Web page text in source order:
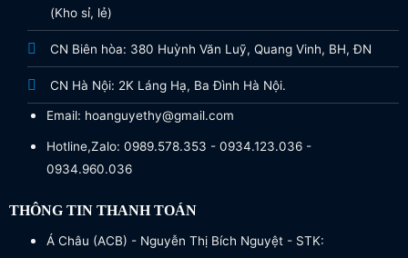
(Kho sỉ, lẻ)
CN Biên hòa: 380 Huỳnh Văn Luỹ, Quang Vinh, BH, ĐN
CN Hà Nội: 2K Láng Hạ, Ba Đình Hà Nội.
Email: hoanguyethy@gmail.com
Hotline,Zalo: 0989.578.353 - 0934.123.036 -
0934.960.036
THÔNG TIN THANH TOÁN
Á Châu (ACB) - Nguyễn Thị Bích Nguyệt - STK: